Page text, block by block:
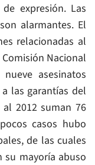
expresión. Las
alarmantes. El
relacionadas al
Nacional
asesinatos
las garantías del
2012 suman 76
casos hubo
de las cuales
mayoría abuso